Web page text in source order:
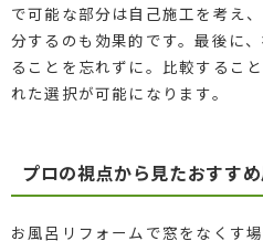
で可能な部分は自己施工を考え
分するのも効果的です。最後に
ることを忘れずに。比較するこ
れた選択が可能になります。
プロの視点から見たおすす
お風呂リフォームで窓をなくす